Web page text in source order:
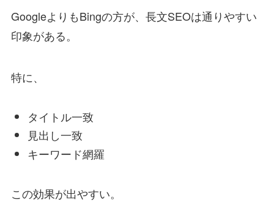
GoogleよりもBingの方が、長文SEOは通りやすい
印象がある。
特に、
タイトル一致
見出し一致
キーワード網羅
この効果が出やすい。